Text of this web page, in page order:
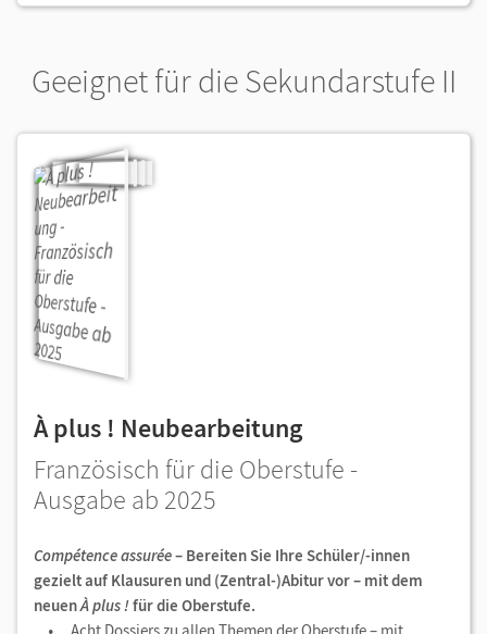
Geeignet für die Sekundarstufe II
À plus ! Neubearbeitung
Französisch für die Oberstufe -
Ausgabe ab 2025
Compétence assurée– Bereiten Sie Ihre Schüler/-innen
gezielt auf Klausuren und (Zentral-)Abitur vor – mit dem
neuenÀ plus !für die Oberstufe.